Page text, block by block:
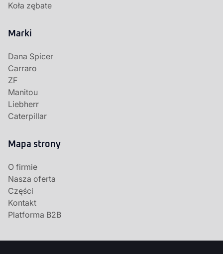
Koła zębate
Marki
Dana Spicer
Carraro
ZF
Manitou
Liebherr
Caterpillar
Mapa strony
O firmie
Nasza oferta
Części
Kontakt
Platforma B2B